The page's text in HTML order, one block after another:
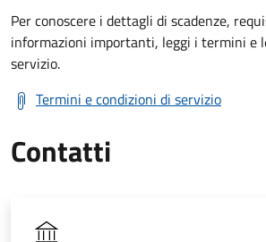
Per conoscere i dettagli di scadenze,
informazioni importanti, leggi i termini e
servizio.
Termini e condizioni di servizio
Contatti